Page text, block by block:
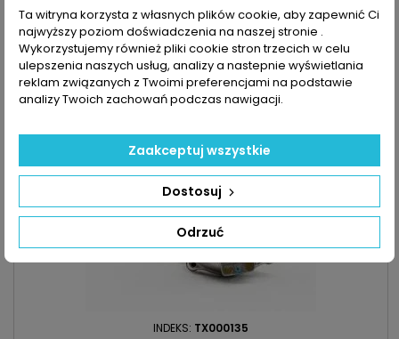
PRODUKCJI: Od 2005r
 Dodaj do koszyka
Ostatnie sztuki w magazynie
INDEKS: TX000135
Ta witryna korzysta z własnych plików cookie, aby zapewnić Ci
najwyższy poziom doświadczenia na naszej stronie .
Wykorzystujemy również pliki cookie stron trzecich w celu
ulepszenia naszych usług, analizy a nastepnie wyświetlania
reklam związanych z Twoimi preferencjami na podstawie
analizy Twoich zachowań podczas nawigacji.
Odrzuć
Dostosuj
Zaakceptuj wszystkie